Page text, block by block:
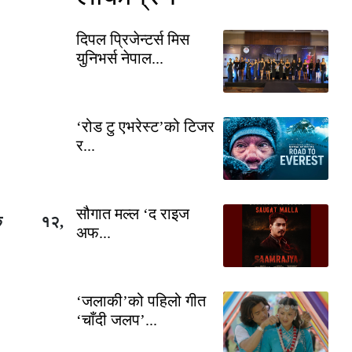
१२,
दिपल प्रिजेन्टर्स मिस
युनिभर्स नेपाल...
‘रोड टु एभरेस्ट’को टिजर
र...
सौगात मल्ल ‘द राइज
अफ...
‘जलाकी’को पहिलो गीत
‘चाँदी जलप’...